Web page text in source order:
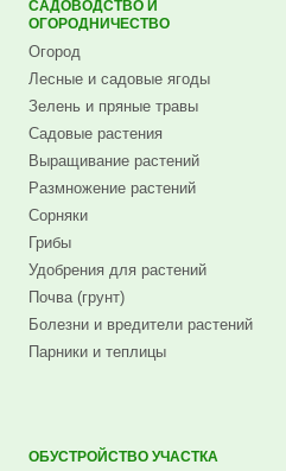
САДОВОДСТВО И
ОГОРОДНИЧЕСТВО
Огород
Лесные и садовые ягоды
Зелень и пряные травы
Садовые растения
Выращивание растений
Размножение растений
Сорняки
Грибы
Удобрения для растений
Почва (грунт)
Болезни и вредители растений
Парники и теплицы
ОБУСТРОЙСТВО УЧАСТКА